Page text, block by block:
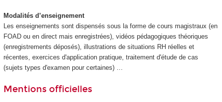
Modalités d’enseignement
Les enseignements sont dispensés sous la forme de cours magistraux (en
FOADou en direct mais enregistrées), vidéos pédagogiques théoriques
(enregistrements déposés), illustrations de situations RH réelles et
récentes, exercices d'application pratique, traitement d'étude de cas
(sujets types d'examen pour certaines) …
Mentions officielles